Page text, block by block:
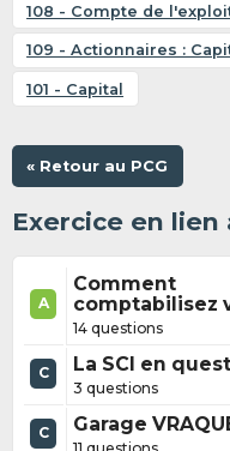
108 - Compte de
109 - Actionnaires :
101 - Capital
« Retour au PCG
Exercice en
A
Comment
comptabilisez
14 questions
C La SCI en
3 questions
C Garage